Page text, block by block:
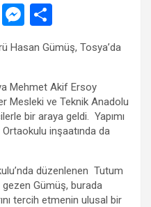
E
M
es
se
n
g
er
h
ar
e
Hasan Gümüş, Tosya’da
Mehmet Akif Ersoy
Mesleki ve Teknik Anadolu
bir araya geldi. Yapımı
inşaatında da
düzenlenen Tutum
gezen Gümüş, burada
tercih etmenin ulusal bir